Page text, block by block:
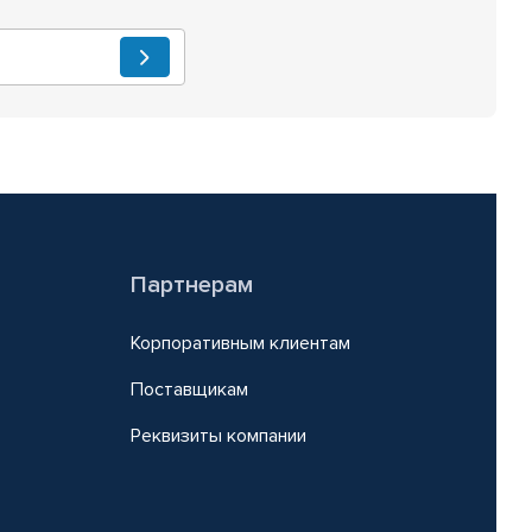
Партнерам
Корпоративным клиентам
Поставщикам
Реквизиты компании